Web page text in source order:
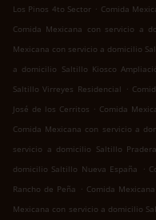
Los Pinos 4to Sector . Comida
Comida Mexicana con servicio a
Mexicana con servicio a domicilio
a domicilio Saltillo Kiosco
Saltillo Virreyes Residencial .
José de los Cerritos . Comida
Comida Mexicana con servicio a
servicio a domicilio Saltillo
domicilio Saltillo Nueva España
.
Rancho de Peña . Comida
Mexicana con servicio a domicilio